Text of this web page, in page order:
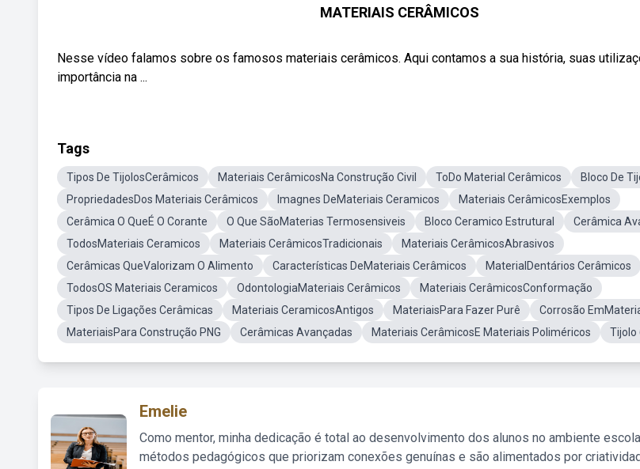
MATERIAIS CERÂMICOS
Nesse vídeo falamos sobre os famosos materiais cerâmicos. Aqui contamos a sua história, suas
importância na ...
Tags
Tipos De TijolosCerâmicos Materiais CerâmicosNa Construção Civil ToDo Material Cerâmicos
Bloco De
PropriedadesDos Materiais Cerâmicos
Imagnes DeMateriais Ceramicos
Materiais CerâmicosExemplos
Cerâmica O QueÉ O Corante
O Que SãoMaterias Termosensiveis Bloco Ceramico Estrutural
Cerâmica
TodosMateriais Ceramicos
Materiais CerâmicosTradicionais
Materiais CerâmicosAbrasivos
Cerâmicas QueValorizam O Alimento
Características DeMateriais Cerâmicos
MaterialDentários Cerâmicos
TodosOS Materiais Ceramicos
OdontologiaMateriais Cerâmicos
Materiais CerâmicosConformação
Tipos De Ligações Cerâmicas
Materiais CeramicosAntigos MateriaisPara Fazer Purê
Corrosão
MateriaisPara Construção PNG
Cerâmicas Avançadas Materiais CerâmicosE Materiais Poliméricos Tijolo
Emelie
Como mentor, minha dedicação é total ao desenvolvimento dos alunos no ambiente
métodos pedagógicos que priorizam conexões genuínas e são alimentados por